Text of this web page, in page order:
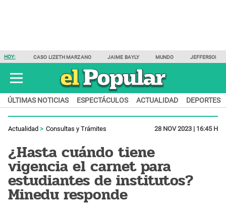
HOY: CASO LIZETH MARZANO JAIME BAYLY MUNDO JEFFERSON
ÚLTIMAS NOTICIAS ESPECTÁCULOS ACTUALIDAD DEPORTES
Actualidad Consultas y Trámites 28 NOV 2023 | 16:45 H
¿Hasta cuándo tiene
vigencia el carnet para
estudiantes de institutos?
Minedu responde